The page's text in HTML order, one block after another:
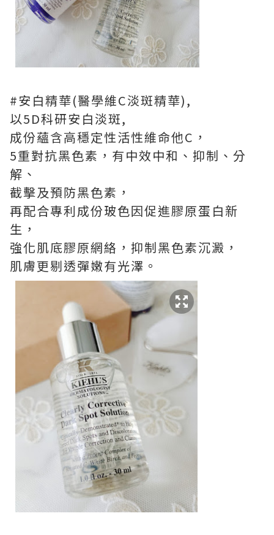
#安白精華(醫學維C淡斑精華),
以5D科研安白淡斑,
成份蘊含高穩定性活性維命他C，
5重對抗黑色素，有中效中和、抑制、分
解、
截擊及預防黑色素，
再配合專利成份玻色因促進膠原蛋白新
生，
強化肌底膠原網絡，抑制黑色素沉澱，
肌膚更剔透彈嫩有光澤。